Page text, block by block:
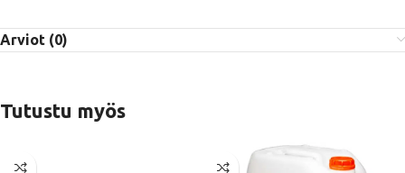
Arviot (0)
Tutustu myös